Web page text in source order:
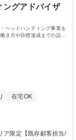
ングアドバイザ
ヘッドハンティング事業を
き方や目標達成までの設計
在宅OK